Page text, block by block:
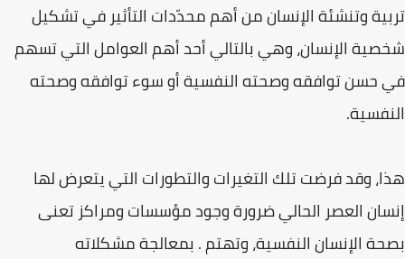
تربية وتنشئة الإنسان من أهم محدّدات التأثير في تشكيل
شخصية الإنسان، وهي بالتالي أحد أهم العوامل التي تسهم
في حسن توافقه وصحته النفسية أو سوء توافقه وصحته
النفسية.
هذا، وقد فرضت تلك التغيرات والتطورات التي يتعرض لها
إنسان العصر الحالي ضرورة وجود مؤسسات ومراكز تعنى
بصحة الإنسان النفسية، وتهتم . بمعالجة مشكلاته